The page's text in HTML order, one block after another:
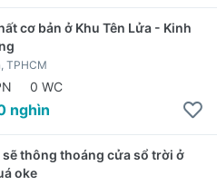
cơ bản ở Khu Tên Lửa - Kinh
TPHCM
0 WC
nghìn
sẽ thông thoáng cửa sổ trời ở
oke